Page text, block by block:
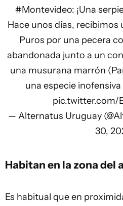
#Montevideo: ¡Una
Hace unos días, recibimos
Puros por una pecera
abandonada junto a un
una musurana marrón
una especie
pic.twitter.com/
— Alternatus Uruguay
30,
Habitan en la zona del
Es habitual que en